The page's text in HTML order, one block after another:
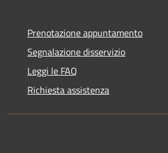
Prenotazione appuntamento
Segnalazione disservizio
Leggi le FAQ
Richiesta assistenza